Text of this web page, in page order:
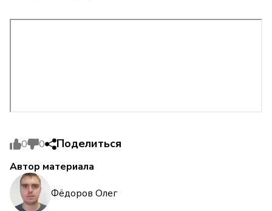
0 0 Поделиться
Автор материала
Фёдоров Олег